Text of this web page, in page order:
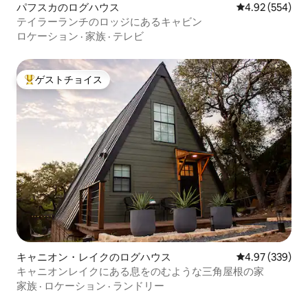
パフスカのログハウス レビュー554
4.92 (554)
テイラーランチのロッジにあるキャビン
ロケーション · 家族 · テレビ
大好評のゲストチョイスです。
ゲストチョイス
キャニオン・レイクのログハウス レビュー339
4.97 (339)
キャニオンレイクにある息をのむような三角屋根の家
家族 · ロケーション · ランドリー